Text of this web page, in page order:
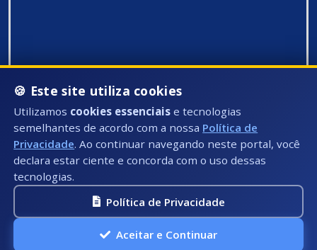
Todos Direitos Reservados ©: 2026
🍪 Este site utiliza cookies
Utilizamos cookies essenciais e tecnologias
semelhantes de acordo com a nossa Política de
Privacidade. Ao continuar navegando neste portal, você
declara estar ciente e concorda com o uso dessas
tecnologias.
Política de Privacidade
Aceitar e Continuar